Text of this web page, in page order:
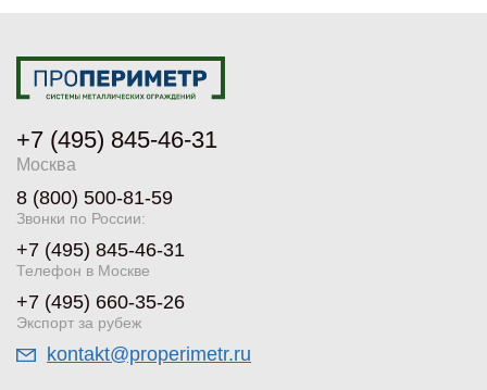
+7 (495) 845-46-31
Москва
8 (800) 500-81-59
Звонки по России:
+7 (495) 845-46-31
Телефон в Москве
+7 (495) 660-35-26
Экспорт за рубеж
kontakt@properimetr.ru